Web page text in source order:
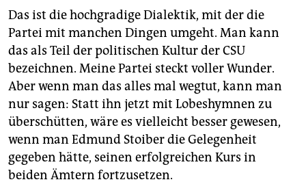
Macht im Freistaat neu verteilt. So gut wie sicher ist,
dass der bisherige Innenminister Günther Beckstein
im Oktober Stoibers Nachfolge als Ministerpräsident
antritt. Der 63-jährige Franke wurde bereits im
Sommer von der CSU-Landtagsfraktion nominiert.
Andere Kandidaten für das Amt des Regierungschefs
gibt es nicht. Für den Parteivorsitz jedoch treten drei
BewerberInnen an: Der bayerische
Wirtschaftsminister Erwin Huber,
Bundeslandwirtschaftsminister Horst Seehofer und
Pauli. Eine Kampfabstimmung also: Eine Situation, die
für die CSU neu und deshalb unkalkulierbar ist. Als
Das ist die hochgradige Dialektik, mit der die
Partei mit manchen Dingen umgeht. Man kann
das als Teil der politischen Kultur der CSU
bezeichnen. Meine Partei steckt voller Wunder.
Aber wenn man das alles mal wegtut, kann man
nur sagen: Statt ihn jetzt mit Lobeshymnen zu
überschütten, wäre es vielleicht besser gewesen,
wenn man Edmund Stoiber die Gelegenheit
gegeben hätte, seinen erfolgreichen Kurs in
beiden Ämtern fortzusetzen.